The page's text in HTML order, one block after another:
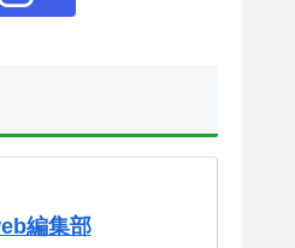
編集部